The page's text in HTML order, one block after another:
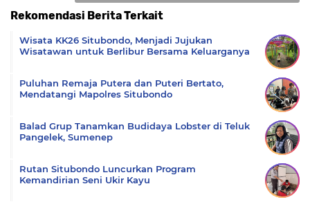
Rekomendasi Berita Terkait
Wisata KK26 Situbondo, Menjadi Jujukan
Wisatawan untuk Berlibur Bersama Keluarganya
Puluhan Remaja Putera dan Puteri Bertato,
Mendatangi Mapolres Situbondo
Balad Grup Tanamkan Budidaya Lobster di Teluk
Pangelek, Sumenep
Rutan Situbondo Luncurkan Program
Kemandirian Seni Ukir Kayu